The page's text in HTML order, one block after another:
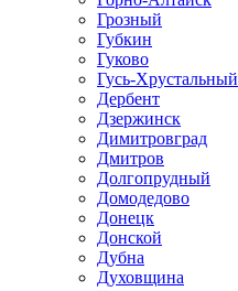
Грозный
Губкин
Гуково
Гусь-Хрустальный
Дербент
Дзержинск
Димитровград
Дмитров
Долгопрудный
Домодедово
Донецк
Донской
Дубна
Духовщина